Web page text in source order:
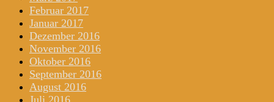
Februar 2017
Januar 2017
Dezember 2016
November 2016
Oktober 2016
September 2016
August 2016